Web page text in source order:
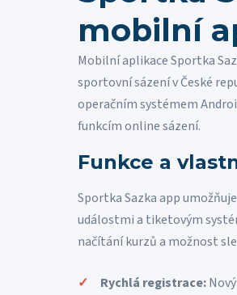
mobilní
Mobilní aplikace Sportka
sportovní sázení v České
operačním systémem
funkcím online sázení.
Funkce a
Sportka Sazka app
událostmi a tiketovým
načítání kurzů a možnost
Rychlá registrace: